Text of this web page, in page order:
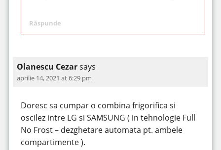
Răspunde
Olanescu Cezarsays
aprilie 14, 2021 at 6:29 pm
Doresc sa cumpar o combina frigorifica si
oscilez intre LG si SAMSUNG ( in tehnologie Full
No Frost – dezghetare automata pt. ambele
compartimente ).